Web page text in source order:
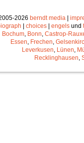
2026 berndt media |
| choices | engels und
Bochum Bonn Castrop-
Essen Frechen
Leverkusen Lünen
Recklinghausen